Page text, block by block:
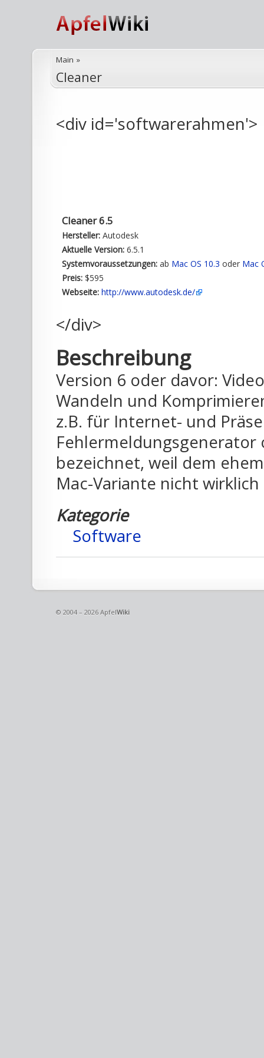
Main »
Cleaner
<div id='softwarerahmen'>
Cleaner 6.5
Hersteller: Autodesk
Aktuelle Version: 6.5.1
Systemvoraussetzungen: ab Mac OS 10.3 oder Mac
Preis: $595
Webseite: http://www.autodesk.de/
</div>
Beschreibung
Version 6 oder davor:
Wandeln und
z.B. für Internet- und
Fehlermeldungsgenerator
bezeichnet, weil dem
Mac-Variante nicht
Kategorie
Software
© 2004 – 2026 ApfelWiki